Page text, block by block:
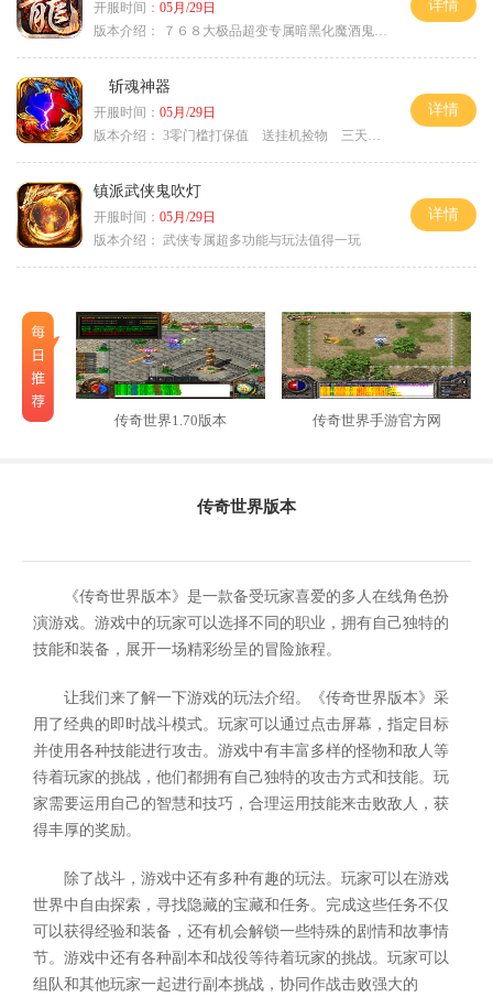
开服时间： 05月/29日
版本介绍：
７６８大极品超变专属暗黑化魔酒鬼微变合击火
详情
斩魂神器
开服时间： 05月/29日
版本介绍： 3零门槛打保值 送挂机捡物 三天合区
详情
镇派武侠鬼吹灯
开服时间： 05月/29日
版本介绍： 武侠专属超多功能与玩法值得一玩
详情
传奇世界1.70版本 传奇世界手游官方网
传奇世界版本
《传奇世界版本》是一款备受玩家喜爱的多人在线角色扮
演游戏。游戏中的玩家可以选择不同的职业，拥有自己独特的
技能和装备，展开一场精彩纷呈的冒险旅程。
让我们来了解一下游戏的玩法介绍。《传奇世界版本》采
用了经典的即时战斗模式。玩家可以通过点击屏幕，指定目标
并使用各种技能进行攻击。游戏中有丰富多样的怪物和敌人等
待着玩家的挑战，他们都拥有自己独特的攻击方式和技能。玩
家需要运用自己的智慧和技巧，合理运用技能来击败敌人，获
得丰厚的奖励。
除了战斗，游戏中还有多种有趣的玩法。玩家可以在游戏
世界中自由探索，寻找隐藏的宝藏和任务。完成这些任务不仅
可以获得经验和装备，还有机会解锁一些特殊的剧情和故事情
节。游戏中还有各种副本和战役等待着玩家的挑战。玩家可以
组队和其他玩家一起进行副本挑战，协同作战击败强大的